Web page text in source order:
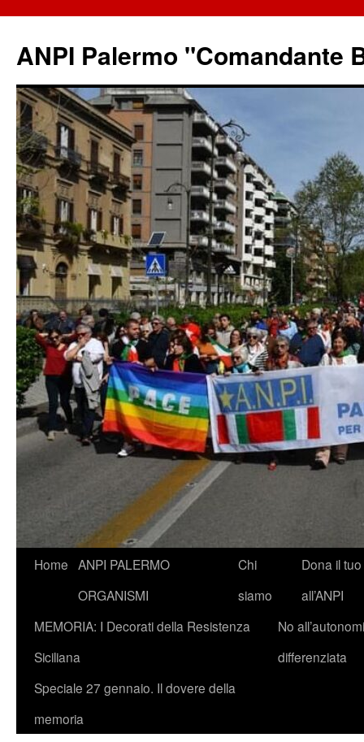
ANPI Palermo "Comandante
Vai
contenuto
Home ANPI PALERMO
ORGANISMI
Chi
siamo
Dona il
all’ANPI
MEMORIA: I Decorati della Resistenza
Siciliana
No
differenziata
Speciale 27 gennaio. Il dovere della
memoria